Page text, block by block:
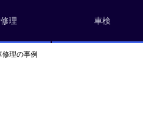
理 車検
修理の事例